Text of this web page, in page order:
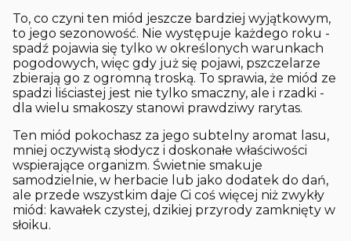
To, co czyni ten miód jeszcze bardziej wyjątkowym,
to jego sezonowość. Nie występuje każdego roku -
spadź pojawia się tylko w określonych warunkach
pogodowych, więc gdy już się pojawi, pszczelarze
zbierają go z ogromną troską. To sprawia, że miód ze
spadzi liściastej jest nie tylko smaczny, ale i rzadki -
dla wielu smakoszy stanowi prawdziwy rarytas.
Ten miód pokochasz za jego subtelny aromat lasu,
mniej oczywistą słodycz i doskonałe właściwości
wspierające organizm. Świetnie smakuje
samodzielnie, w herbacie lub jako dodatek do dań,
ale przede wszystkim daje Ci coś więcej niż zwykły
miód: kawałek czystej, dzikiej przyrody zamknięty w
słoiku.